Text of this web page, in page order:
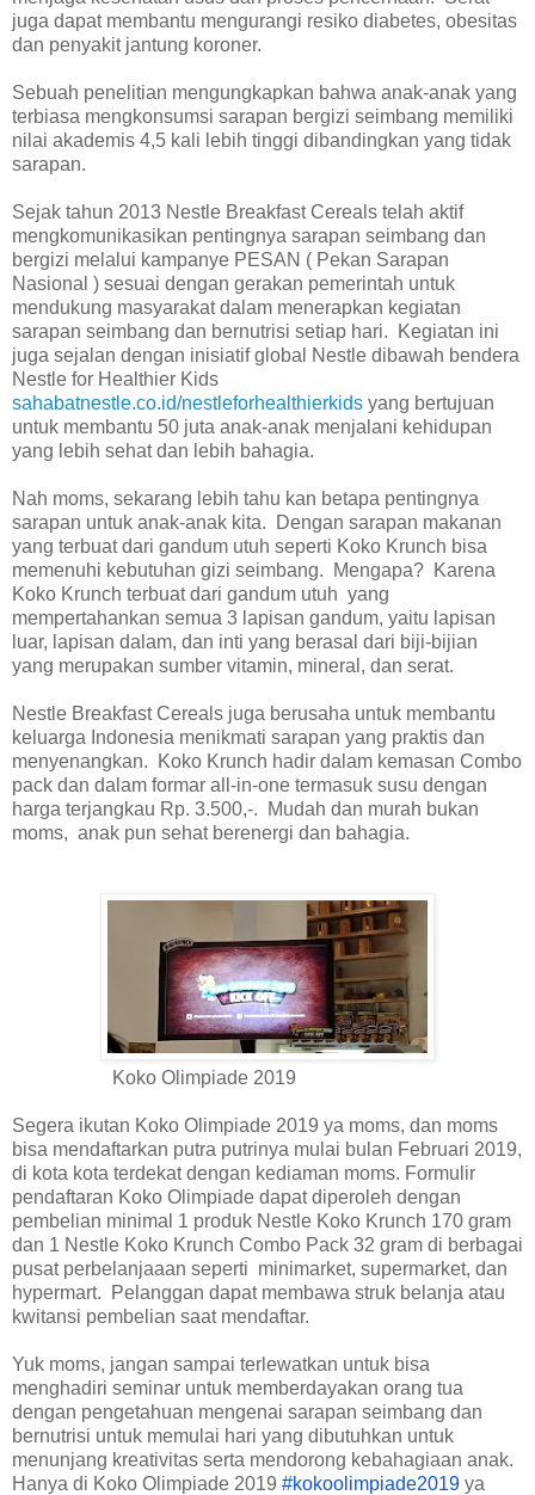
juga dapat membantu mengurangi resiko diabetes, obesitas
dan penyakit jantung koroner.
Sebuah penelitian mengungkapkan bahwa anak-anak yang
terbiasa mengkonsumsi sarapan bergizi seimbang memiliki
nilai akademis 4,5 kali lebih tinggi dibandingkan yang tidak
sarapan.
Sejak tahun 2013 Nestle Breakfast Cereals telah aktif
mengkomunikasikan pentingnya sarapan seimbang dan
bergizi melalui kampanye PESAN ( Pekan Sarapan
Nasional ) sesuai dengan gerakan pemerintah untuk
mendukung masyarakat dalam menerapkan kegiatan
sarapan seimbang dan bernutrisi setiap hari. Kegiatan ini
juga sejalan dengan inisiatif global Nestle dibawah bendera
Nestle for Healthier Kids
sahabatnestle.co.id/nestleforhealthierkids yang bertujuan
untuk membantu 50 juta anak-anak menjalani kehidupan
yang lebih sehat dan lebih bahagia.
Nah moms, sekarang lebih tahu kan betapa pentingnya
sarapan untuk anak-anak kita. Dengan sarapan makanan
yang terbuat dari gandum utuh seperti Koko Krunch bisa
memenuhi kebutuhan gizi seimbang. Mengapa? Karena
Koko Krunch terbuat dari gandum utuh yang
mempertahankan semua 3 lapisan gandum, yaitu lapisan
luar, lapisan dalam, dan inti yang berasal dari biji-bijian
yang merupakan sumber vitamin, mineral, dan serat.
Nestle Breakfast Cereals juga berusaha untuk membantu
keluarga Indonesia menikmati sarapan yang praktis dan
menyenangkan. Koko Krunch hadir dalam kemasan Combo
pack dan dalam formar all-in-one termasuk susu dengan
harga terjangkau Rp. 3.500,-. Mudah dan murah bukan
moms, anak pun sehat berenergi dan bahagia.
Koko Olimpiade 2019
Segera ikutan Koko Olimpiade 2019 ya moms, dan moms
bisa mendaftarkan putra putrinya mulai bulan Februari 2019,
di kota kota terdekat dengan kediaman moms. Formulir
pendaftaran Koko Olimpiade dapat diperoleh dengan
pembelian minimal 1 produk Nestle Koko Krunch 170 gram
dan 1 Nestle Koko Krunch Combo Pack 32 gram di berbagai
pusat perbelanjaaan seperti minimarket, supermarket, dan
hypermart. Pelanggan dapat membawa struk belanja atau
kwitansi pembelian saat mendaftar.
Yuk moms, jangan sampai terlewatkan untuk bisa
menghadiri seminar untuk memberdayakan orang tua
dengan pengetahuan mengenai sarapan seimbang dan
bernutrisi untuk memulai hari yang dibutuhkan untuk
menunjang kreativitas serta mendorong kebahagiaan anak.
Hanya di Koko Olimpiade 2019 #kokoolimpiade2019 ya